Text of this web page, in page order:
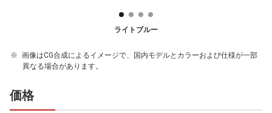
ライトブルー
画像はCG合成によるイメージで、国内モデルとカラーおよび仕様が一部
異なる場合があります。
価格